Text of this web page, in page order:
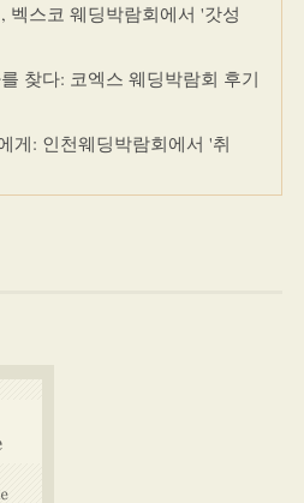
벡스코 웨딩박람회에서 '갓성
찾다: 코엑스 웨딩박람회 후기
게: 인천웨딩박람회에서 '취